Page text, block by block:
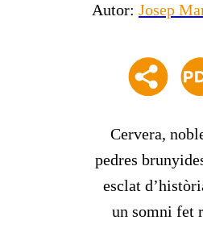
Autor: Josep
Cervera,
pedres
esclat
un somni fet